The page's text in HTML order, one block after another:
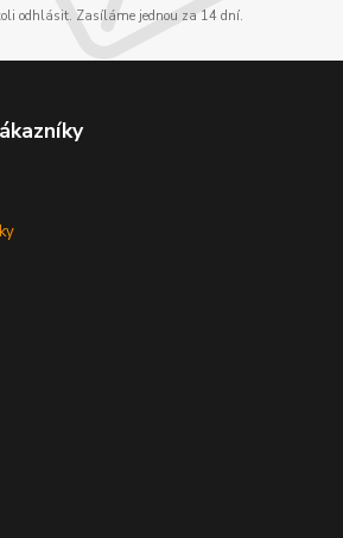
odhlásit. Zasíláme jednou za 14 dní.